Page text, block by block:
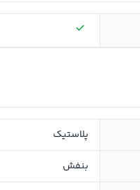
پلاستیک
بنفش